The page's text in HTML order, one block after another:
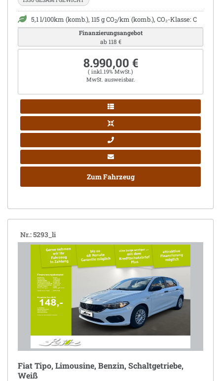
5,1 l/100km (komb.), 115 g CO2/km (komb.), CO₂-Klasse: C
Finanzierungsangebot
ab 118 €
8.990,00 €
( inkl.19% MwSt.)
MwSt. ausweisbar.
Zum Fahrzeug
Nr.: 5293_li
Fiat Tipo, Limousine, Benzin, Schaltgetriebe,
Weiß